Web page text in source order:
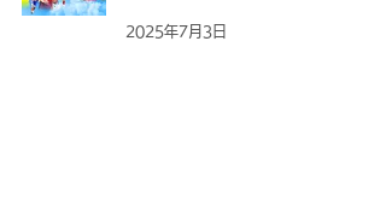
2025年7月3日